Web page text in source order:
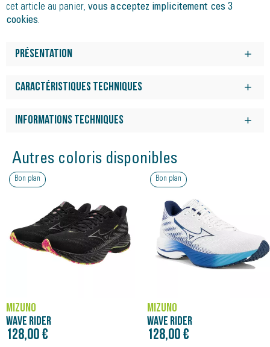
cet article au panier, vous acceptez implicitement ces 3
cookies.
Présentation
permettant un transfert de poids en douceur.
Caractéristiques techniques
avec cette chaussure technique dotée des technologies
retour d'énergie tout en préservant un niveau de légèreté et
de souplesse incroyable. La technologie MIZUNO ENERZY
FOAM intégrée dans la partie supérieure de la semelle
intermédiaire améliore le retour d'énergie tout en offrant un
excellent amorti.
Informations techniques
Surface :
Route, Chemin
Drop :
Autres coloris disponibles
Bon plan
MIZUNO
WAVE RIDER
128,00 €
Bon plan
MIZUNO
WAVE RIDER
128,00 €